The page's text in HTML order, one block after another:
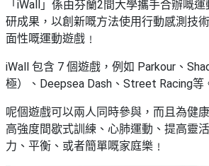
「iWall」係由芬蘭2間大學攜手合辦嘅
研成果，以創新嘅方法使用行動感測技
面性嘅運動遊戲﹗
iWall 包含 7 個遊戲，例如 Parkour、
極）、Deepsea Dash、Street Racing等
呢個遊戲可以兩人同時參與，而且為健
高強度間歇式訓練、心肺運動、提高靈
力、平衡、或者簡單嘅家庭樂﹗